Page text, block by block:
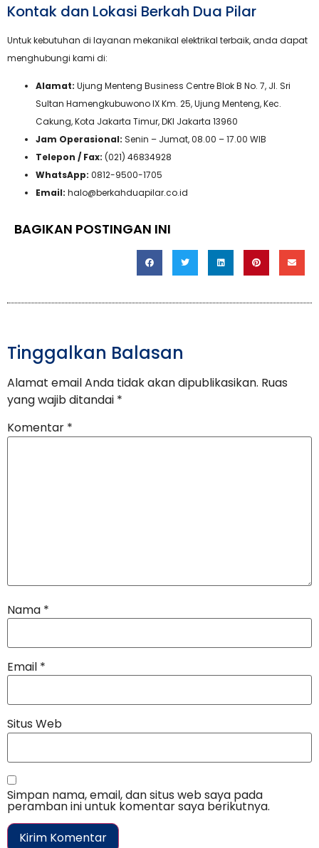
Kontak dan Lokasi Berkah Dua Pilar
Untuk kebutuhan di layanan mekanikal elektrikal terbaik, anda dapat
menghubungi kami di:
Alamat: Ujung Menteng Business Centre Blok B No. 7, Jl. Sri
Sultan Hamengkubuwono IX Km. 25, Ujung Menteng, Kec.
Cakung, Kota Jakarta Timur, DKI Jakarta 13960
Jam Operasional: Senin – Jumat, 08.00 – 17.00 WIB
Telepon / Fax: (021) 46834928
WhatsApp: 0812-9500-1705
Email: halo@berkahduapilar.co.id
BAGIKAN POSTINGAN INI
Tinggalkan Balasan
Alamat email Anda tidak akan dipublikasikan. Ruas
yang wajib ditandai *
Komentar *
Nama *
Email *
Situs Web
Simpan nama, email, dan situs web saya pada
peramban ini untuk komentar saya berikutnya.